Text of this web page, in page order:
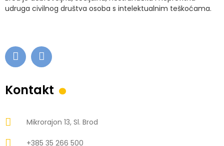
udruga civilnog društva osoba s intelektualnim teškoćama.
Kontakt .
Mikrorajon 13, Sl. Brod
+385 35 266 500